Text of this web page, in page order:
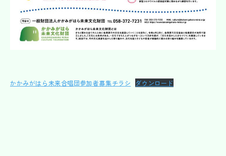
かかみがはら未来合唱団参加者募集チラシ ダウンロード